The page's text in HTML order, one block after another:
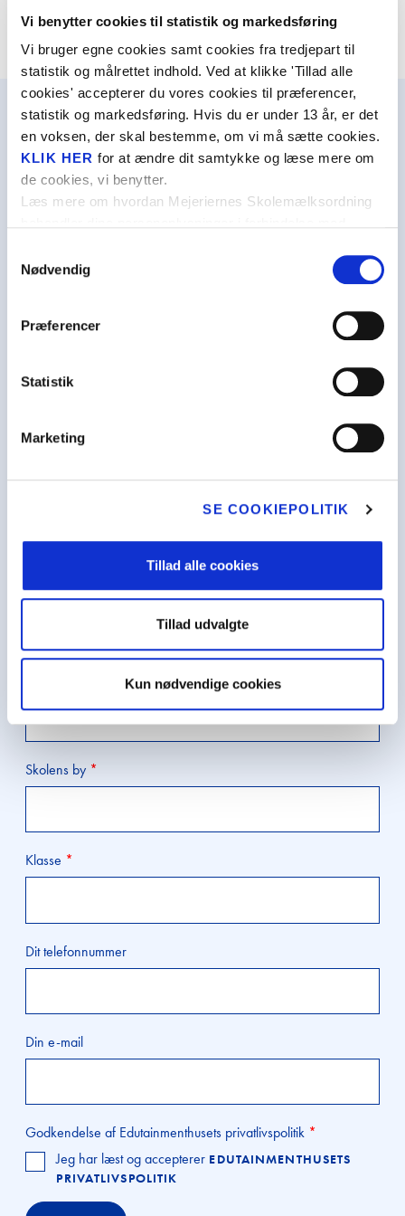
Vi benytter cookies til statistik og markedsføring
Vi bruger egne cookies samt cookies fra tredjepart til
statistik og målrettet indhold. Ved at klikke 'Tillad alle
cookies' accepterer du vores cookies til præferencer,
statistik og markedsføring. Hvis du er under 13 år, er det
en voksen, der skal bestemme, om vi må sætte cookies.
KLIK HER for at ændre dit samtykke og læse mere om
de cookies, vi benytter.
Læs mere om hvordan Mejeriernes Skolemælksordning
Nødvendig
Præferencer
Statistik
Marketing
SE COOKIEPOLITIK
Tillad alle cookies
Tillad udvalgte
Kun nødvendige cookies
ABC
Forårets
Lær om
Den
Rekord i
Lær om
Mission
Slip
Årets
Seminar:
Tilmelding
Om
Vinderne får direkte besked ultimo marts.
Umbraco Forms requires a validation framework
to run, please read documentation for posible
options.
Send jeres dokumentation
Upload dokumentation her (Max. 10 MB)
Skolens adresse*
Skolens postnummer*
Skolens by *
Klasse *
Dit telefonnummer
Din e-mail
Godkendelse af Edutainmenthusets privatlivspolitik *
Jeg har læst og accepterer EDUTAINMENTHUSETS
PRIVATLIVSPOLITIK